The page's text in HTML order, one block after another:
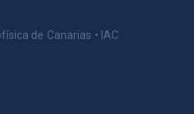
de Canarias • IAC